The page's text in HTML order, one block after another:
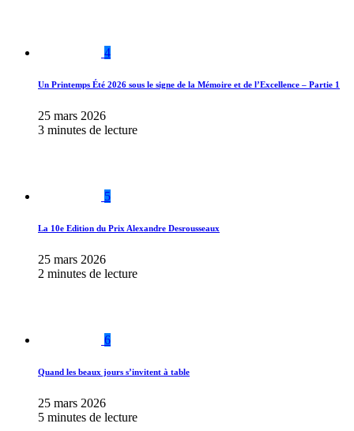
4
Un Printemps Été 2026 sous le signe de la Mémoire et de l’Excellence – Partie 1
25 mars 2026
3 minutes de lecture
5
La 10e Edition du Prix Alexandre Desrousseaux
25 mars 2026
2 minutes de lecture
6
Quand les beaux jours s’invitent à table
25 mars 2026
5 minutes de lecture